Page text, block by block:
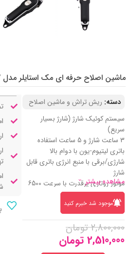
ماشین اصلاح حرفه ای مک استایلر مدل MC-5807
دسته: ریش تراش و ماشین اصلاح
سیستم کوئیک‌ شارژ (شارژ بسیار
سریع)
3 ساعت شارژ و 5 ساعت استفاده
باتری لیتیوم-یون با دوام بالا
شارژی/برقی با منبع انرژی باتری قابل
شارژ
موتور روتاری پرقدرت با سرعت 6500
دور
بدنه فلزی مقاوم و ضد ضربه
اهرم تنظیم مخروطی برای اصلاح
دقیق
تیغه فوق‌ العاده برنده جهت برش تمیز
جنس تیغه از کروم با قابلیت جا به‌
مشاهده بیشتر
موجود شد خبرم کنید
2,800,000 تومان
2,510,000 تومان